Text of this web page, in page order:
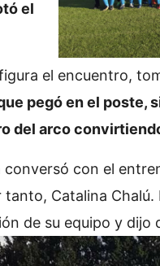
el
el encuentro,
pegó en el poste,
del arco
con el
Catalina
de su equipo y dijo